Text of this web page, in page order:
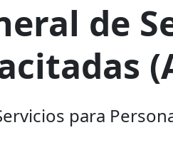
de
para